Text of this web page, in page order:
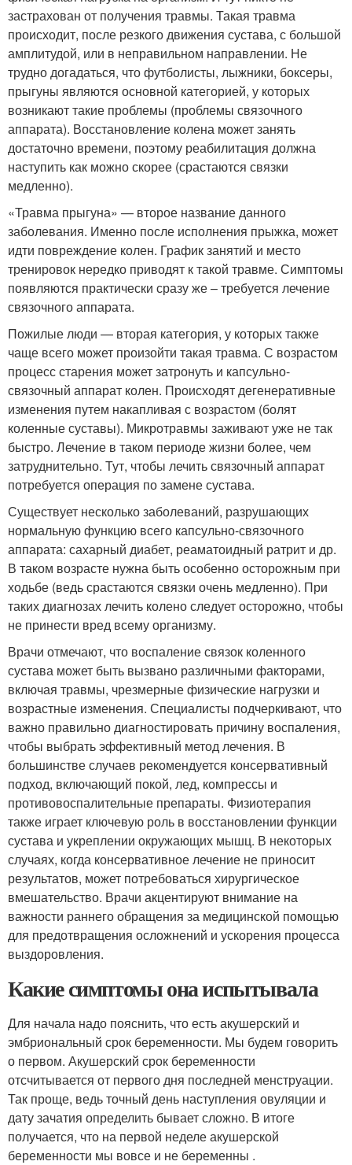
застрахован от получения травмы. Такая травма
происходит, после резкого движения сустава, с большой
амплитудой, или в неправильном направлении. Не
трудно догадаться, что футболисты, лыжники, боксеры,
прыгуны являются основной категорией, у которых
возникают такие проблемы (проблемы связочного
аппарата). Восстановление колена может занять
достаточно времени, поэтому реабилитация должна
наступить как можно скорее (срастаются связки
медленно).
«Травма прыгуна» — второе название данного
заболевания. Именно после исполнения прыжка, может
идти повреждение колен. График занятий и место
тренировок нередко приводят к такой травме. Симптомы
появляются практически сразу же – требуется лечение
связочного аппарата.
Пожилые люди — вторая категория, у которых также
чаще всего может произойти такая травма. С возрастом
процесс старения может затронуть и капсульно-
связочный аппарат колен. Происходят дегенеративные
изменения путем накапливая с возрастом (болят
коленные суставы). Микротравмы заживают уже не так
быстро. Лечение в таком периоде жизни более, чем
затруднительно. Тут, чтобы лечить связочный аппарат
потребуется операция по замене сустава.
Существует несколько заболеваний, разрушающих
нормальную функцию всего капсульно-связочного
аппарата: сахарный диабет, реаматоидный ратрит и др.
В таком возрасте нужна быть особенно осторожным при
ходьбе (ведь срастаются связки очень медленно). При
таких диагнозах лечить колено следует осторожно, чтобы
не принести вред всему организму.
Врачи отмечают, что воспаление связок коленного
сустава может быть вызвано различными факторами,
включая травмы, чрезмерные физические нагрузки и
возрастные изменения. Специалисты подчеркивают, что
важно правильно диагностировать причину воспаления,
чтобы выбрать эффективный метод лечения. В
большинстве случаев рекомендуется консервативный
подход, включающий покой, лед, компрессы и
противовоспалительные препараты. Физиотерапия
также играет ключевую роль в восстановлении функции
сустава и укреплении окружающих мышц. В некоторых
случаях, когда консервативное лечение не приносит
результатов, может потребоваться хирургическое
вмешательство. Врачи акцентируют внимание на
важности раннего обращения за медицинской помощью
для предотвращения осложнений и ускорения процесса
выздоровления.
Какие симптомы она испытывала
Для начала надо пояснить, что есть акушерский и
эмбриональный срок беременности. Мы будем говорить
о первом. Акушерский срок беременности
отсчитывается от первого дня последней менструации.
Так проще, ведь точный день наступления овуляции и
дату зачатия определить бывает сложно. В итоге
получается, что на первой неделе акушерской
беременности мы вовсе и не беременны .